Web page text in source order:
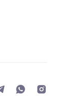
Светлая